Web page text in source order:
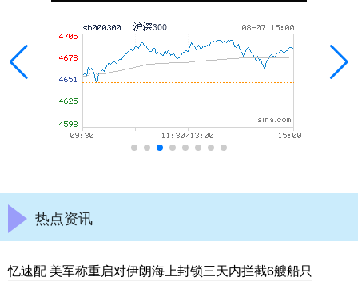
热点资讯
忆速配 美军称重启对伊朗海上封锁三天内拦截6艘船只